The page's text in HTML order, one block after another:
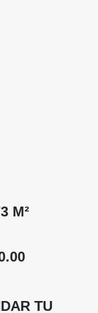
M²
TU